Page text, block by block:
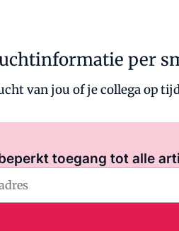
per
van jou of je collega op
toegang tot alle